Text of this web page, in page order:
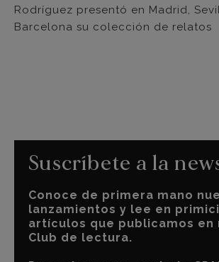
Rodríguez presentó en Madrid,
Barcelona su colección de relatos
Suscríbete a la
Conoce de primera mano
lanzamientos y lee en
artículos que publicamos en
Club de lectura.